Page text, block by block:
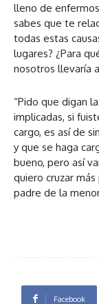
lleno de
sabes que te
todas estas
lugares? ¿Para
nosotros llevaría
“Pido que digan
implicadas, si
cargo, es así de
y que se haga
bueno, pero así
quiero cruzar
padre de la
Facebook